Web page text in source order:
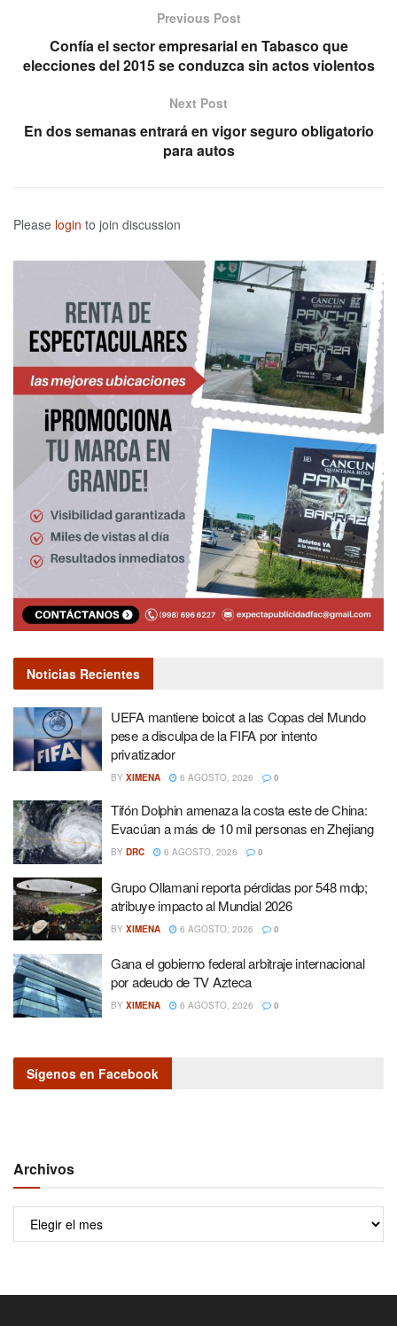
Previous Post
Confía el sector empresarial en Tabasco que
elecciones del 2015 se conduzca sin actos violentos
Next Post
En dos semanas entrará en vigor seguro obligatorio
para autos
Please login to join discussion
Noticias Recientes
UEFA mantiene boicot a las Copas del Mundo
pese a disculpa de la FIFA por intento
privatizador
BY XIMENA 6 AGOSTO, 2026 0
Tifón Dolphin amenaza la costa este de China:
Evacúan a más de 10 mil personas en Zhejiang
BY DRC 6 AGOSTO, 2026 0
Grupo Ollamani reporta pérdidas por 548 mdp;
atribuye impacto al Mundial 2026
BY XIMENA 6 AGOSTO, 2026 0
Gana el gobierno federal arbitraje internacional
por adeudo de TV Azteca
BY XIMENA 6 AGOSTO, 2026 0
Sígenos en Facebook
Archivos